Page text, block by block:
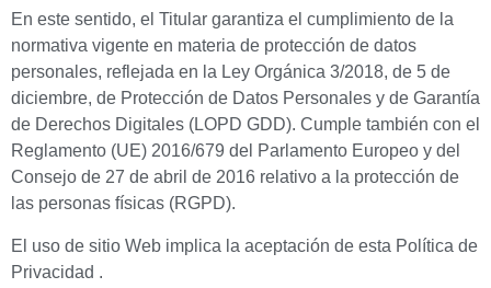
En este sentido, el Titular garantiza el cumplimiento de la
normativa vigente en materia de protección de datos
personales, reflejada en la Ley Orgánica 3/2018, de 5 de
diciembre, de Protección de Datos Personales y de Garantía
de Derechos Digitales (LOPD GDD). Cumple también con el
Reglamento (UE) 2016/679 del Parlamento Europeo y del
Consejo de 27 de abril de 2016 relativo a la protección de
las personas físicas (RGPD).
El uso de sitio Web implica la aceptación de esta Política de
Privacidad .